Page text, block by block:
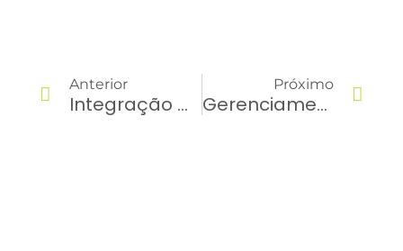
Anterior
Integração De Dados Na Gestão De Frotas: Entenda A Importância!
Próximo
Gerenciamento De Motoristas: Dicas Simples Para Aplicar Na Sua Empresa!